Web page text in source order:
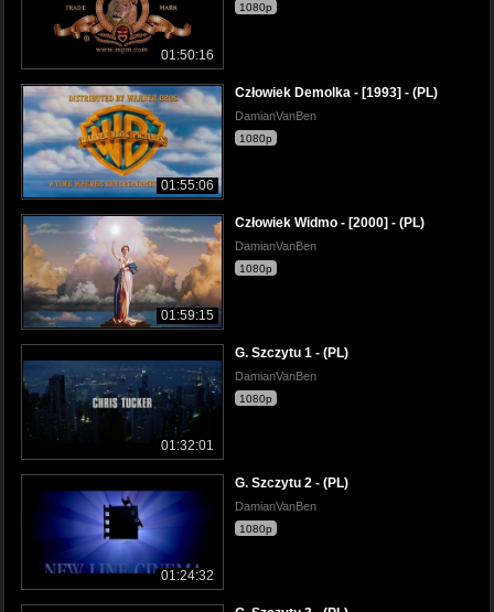
01:50:16
1080p
01:55:06
Człowiek Demolka - [1993] - (PL)
DamianVanBen
1080p
01:59:15
Człowiek Widmo - [2000] - (PL)
DamianVanBen
1080p
01:32:01
G. Szczytu 1 - (PL)
DamianVanBen
1080p
01:24:32
G. Szczytu 2 - (PL)
DamianVanBen
1080p